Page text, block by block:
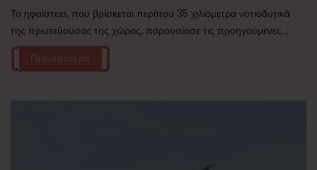
Το ηφαίστειο, που βρίσκεται περίπου 35 χιλιόμετρα νοτιοδυτικά
της πρωτεύουσας της χώρας, παρουσίασε τις προηγούμενες...
Περισσότερα